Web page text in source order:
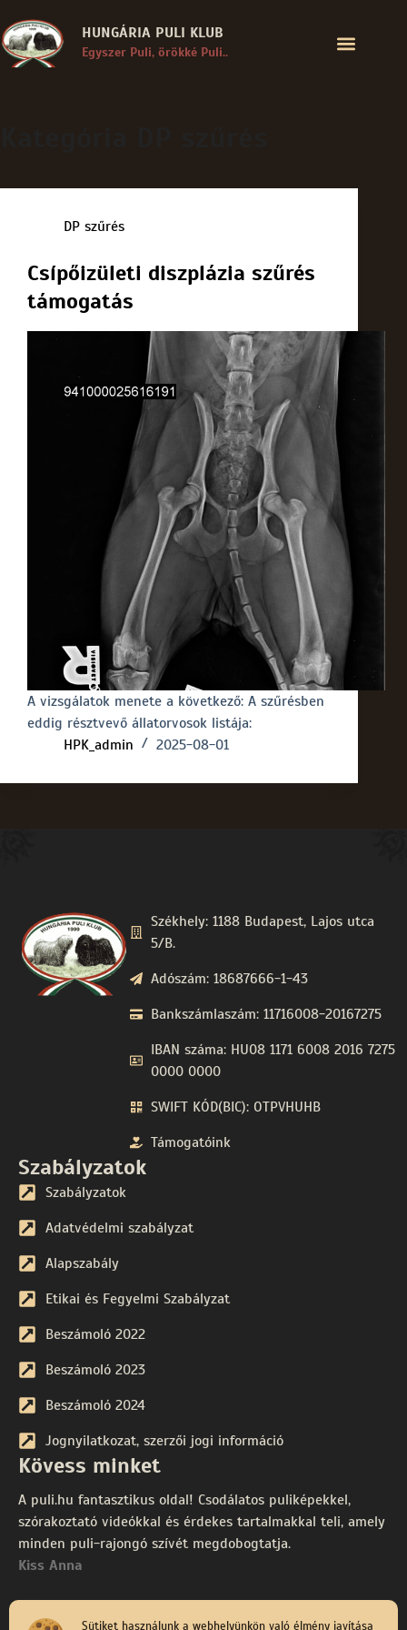
HUNGÁRIA PULI KLUB
Egyszer Puli, örökké Puli..
DP szűrés
Csípőizületi diszplázia szűrés
támogatás
A vizsgálatok menete a következő: A szűrésben
eddig résztvevő állatorvosok listája:
HPK_admin
2025-08-01
Sütiket használunk a webhelyünkön való élmény javítása
Székhely: 1188 Budapest, Lajos utca
5/B.
Adószám: 18687666-1-43
Bankszámlaszám: 11716008-20167275
IBAN száma: HU08 1171 6008 2016 7275
0000 0000
SWIFT KÓD(BIC): OTPVHUHB
Támogatóink
Szabályzatok
Szabályzatok
Adatvédelmi szabályzat
Alapszabály
Etikai és Fegyelmi Szabályzat
Beszámoló 2022
Beszámoló 2023
Beszámoló 2024
Jognyilatkozat, szerzői jogi információ
Kövess minket
A puli.hu fantasztikus oldal! Csodálatos puliképekkel,
szórakoztató videókkal és érdekes tartalmakkal teli, amely
minden puli-rajongó szívét megdobogtatja.
Kiss Anna